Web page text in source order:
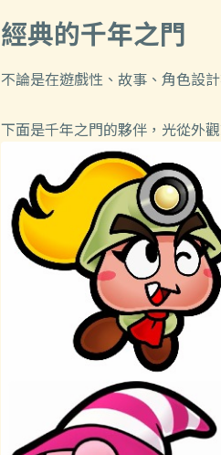
經典的千年之門
不論是在遊戲性、故事、角色設
下面是千年之門的夥伴，光從外